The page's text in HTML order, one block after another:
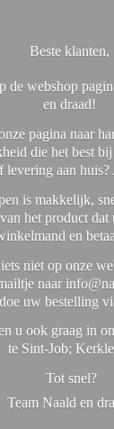
Beste klanten,
de webshop
en draad!
pagina naar
die het best
levering aan
is makkelijk,
het product
en
niet op onze
naar
uw bestelling
u ook graag in
te Sint-Job;
Tot snel?
Team Naald en